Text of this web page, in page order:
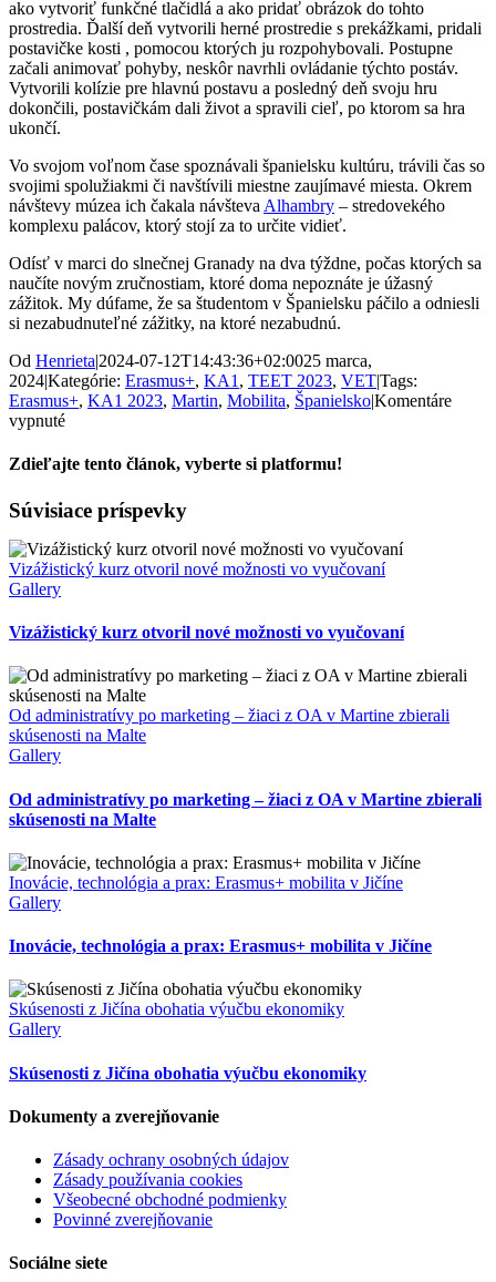
ako vytvoriť funkčné tlačidlá a ako pridať obrázok do tohto
prostredia. Ďalší deň vytvorili herné prostredie s prekážkami, pridali
postavičke kosti , pomocou ktorých ju rozpohybovali. Postupne
začali animovať pohyby, neskôr navrhli ovládanie týchto postáv.
Vytvorili kolízie pre hlavnú postavu a posledný deň svoju hru
dokončili, postavičkám dali život a spravili cieľ, po ktorom sa hra
ukončí.
Vo svojom voľnom čase spoznávali španielsku kultúru, trávili čas so
svojimi spolužiakmi či navštívili miestne zaujímavé miesta. Okrem
návštevy múzea ich čakala návšteva Alhambry – stredovekého
komplexu palácov, ktorý stojí za to určite vidieť.
Odísť v marci do slnečnej Granady na dva týždne, počas ktorých sa
naučíte novým zručnostiam, ktoré doma nepoznáte je úžasný
zážitok. My dúfame, že sa študentom v Španielsku páčilo a odniesli
si nezabudnuteľné zážitky, na ktoré nezabudnú.
Od Henrieta|2024-07-12T14:43:36+02:0025 marca,
2024|Kategórie: Erasmus+, KA1 , TEET 2023, VET|Tags:
Erasmus+, KA1 2023, Martin, Mobilita, Španielsko|Komentáre
vypnuténa
z
Priemyslovky
skok
v
Granade!
Zdieľajte tento článok, vyberte si platformu!
Facebook
X
Súvisiace príspevky
Vizážistický kurz otvoril nové možnosti vo vyučovaní
Gallery
Vizážistický kurz otvoril nové možnosti vo vyučovaní
Od administratívy po marketing – žiaci z OA v Martine zbierali
skúsenosti na Malte
Gallery
Od administratívy po marketing – žiaci z OA v Martine zbierali
skúsenosti na Malte
Inovácie, technológia a prax: Erasmus+ mobilita v Jičíne
Gallery
Inovácie, technológia a prax: Erasmus+ mobilita v Jičíne
Skúsenosti z Jičína obohatia výučbu ekonomiky
Gallery
Skúsenosti z Jičína obohatia výučbu ekonomiky
Dokumenty a zverejňovanie
Zásady ochrany osobných údajov
Zásady používania cookies
Všeobecné obchodné podmienky
Povinné zverejňovanie
Sociálne siete